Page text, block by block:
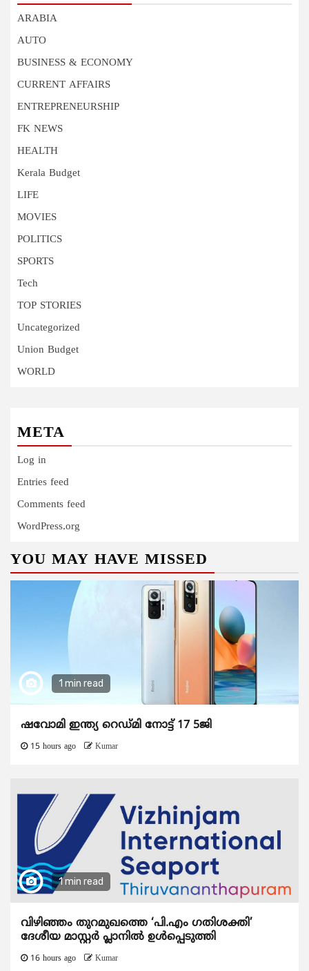
ARABIA
AUTO
BUSINESS & ECONOMY
CURRENT AFFAIRS
ENTREPRENEURSHIP
FK NEWS
HEALTH
Kerala Budget
LIFE
MOVIES
POLITICS
SPORTS
Tech
TOP STORIES
Uncategorized
Union Budget
WORLD
META
Log in
Entries feed
Comments feed
WordPress.org
YOU MAY HAVE MISSED
1 min read
ഷവോമി ഇന്ത്യ റെഡ്മി നോട്ട് 17 5ജി
15 hours ago Kumar
1 min read
വിഴിഞ്ഞം തുറമുഖത്തെ ‘പി.എം ഗതിശക്തി’
ദേശീയ മാസ്റ്റർ പ്ലാനിൽ ഉൾപ്പെടുത്തി
16 hours ago Kumar